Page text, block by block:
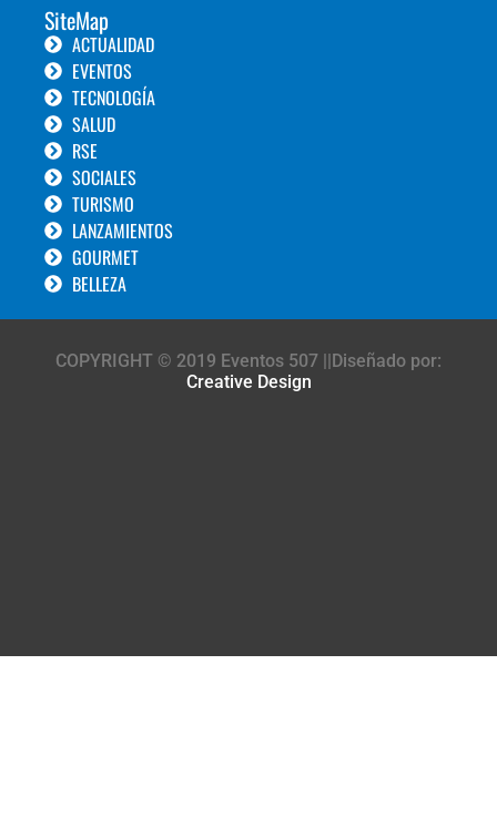
SiteMap
ACTUALIDAD
EVENTOS
TECNOLOGÍA
SALUD
RSE
SOCIALES
TURISMO
LANZAMIENTOS
GOURMET
BELLEZA
COPYRIGHT © 2019 Eventos 507 ||Diseñado por:
Creative Design